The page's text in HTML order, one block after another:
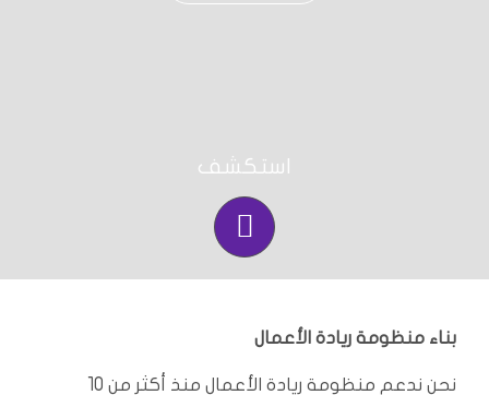
استكشف
بناء منظومة ريادة الأعمال
نحن ندعم منظومة ريادة الأعمال منذ أكثر من 10